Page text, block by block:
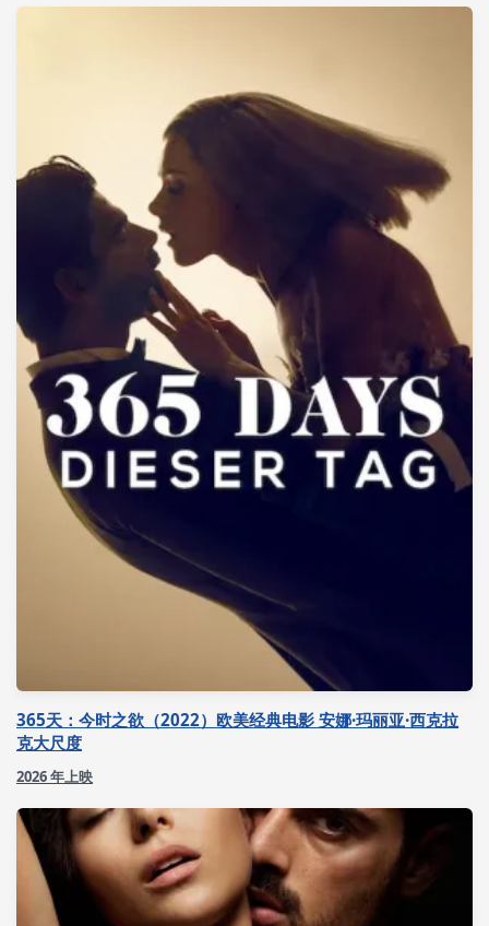
365天：今时之欲（2022）欧美经典电影 安娜·玛丽亚·西克拉
克大尺度
2026 年上映